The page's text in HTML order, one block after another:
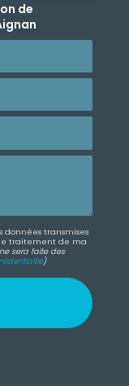
de
données transmises
traitement de ma
sera faite des
)